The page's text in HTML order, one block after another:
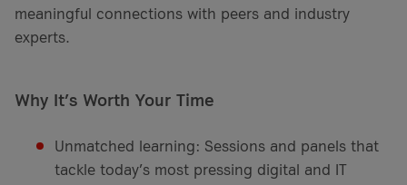
meaningful connections with peers and industry
experts.
Why It’s Worth Your Time
Unmatched learning: Sessions and panels that
tackle today’s most pressing digital and IT